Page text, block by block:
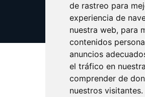
de rastreo para
experiencia de
nuestra web, para
contenidos
anuncios
el tráfico en
comprender de
nuestros visitantes.
Update cookies
Copyright © 2025